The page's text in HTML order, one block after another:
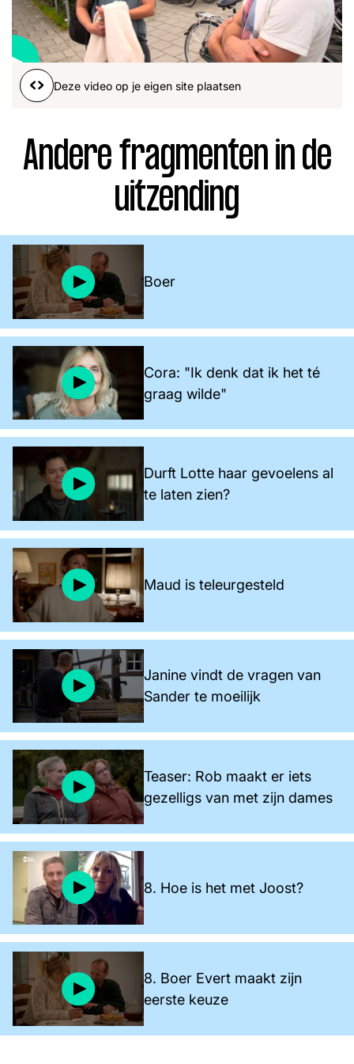
Word lid
John Julius Martijn
Nieuws Nieuwsbrief
Uitzendingen
Deze video op je eigen site plaatsen
Andere fragmenten in de
uitzending
Boer
Cora: "Ik denk dat ik het té
graag wilde"
Durft Lotte haar gevoelens al
te laten zien?
Maud is teleurgesteld
Janine vindt de vragen van
Sander te moeilijk
Teaser: Rob maakt er iets
gezelligs van met zijn dames
8. Hoe is het met Joost?
8. Boer Evert maakt zijn
eerste keuze